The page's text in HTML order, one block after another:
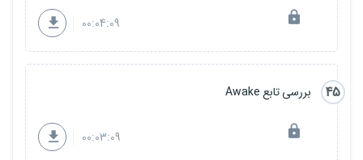
00:04:09
45 بررسی تابع Awake
00:03:09